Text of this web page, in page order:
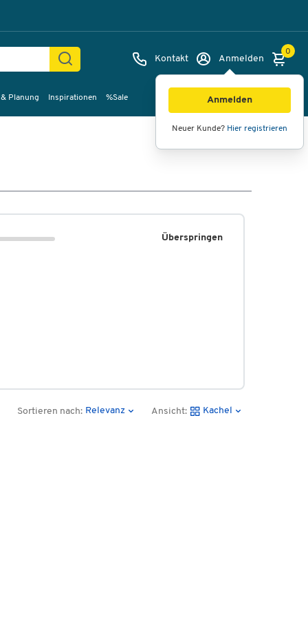
Kontakt Anmelden
Anmelden
Neuer Kunde? Hier registrieren
0
Planung Inspirationen %Sale
Überspringen
Sortieren nach: Relevanz Ansicht: Kachel